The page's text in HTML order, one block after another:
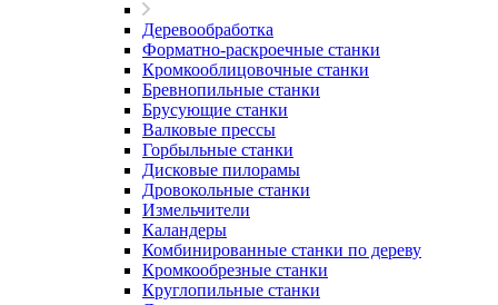
Деревообработка
Форматно-раскроечные станки
Кромкооблицовочные станки
Бревнопильные станки
Брусующие станки
Валковые прессы
Горбыльные станки
Дисковые пилорамы
Дровокольные станки
Измельчители
Каландеры
Комбинированные станки по дереву
Кромкообрезные станки
Круглопильные станки